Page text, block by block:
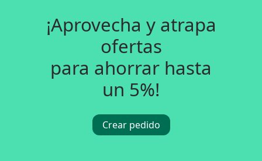
¡Aprovecha y atrapa
ofertas
para ahorrar hasta
un 5%!
Crear pedido